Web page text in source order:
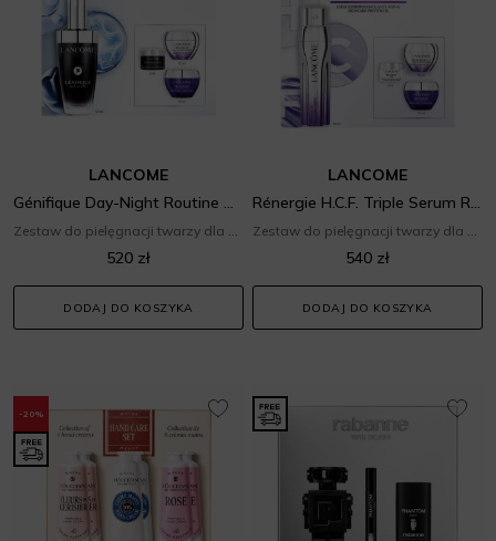
LANCOME
Génifique Day-Night Routine Set
Zestaw do pielęgnacji twarzy dla niej
520 zł
DODAJ DO KOSZYKA
LANCOME
Rénergie H.C.F. Triple Serum Routine Set
Zestaw do pielęgnacji twarzy dla niej
540 zł
DODAJ DO KOSZYKA
-20%